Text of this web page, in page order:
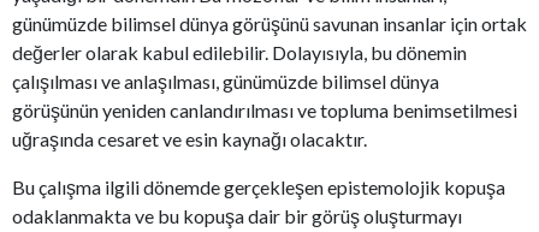
günümüzde bilimsel dünya görüşünü savunan insanlar için ortak
değerler olarak kabul edilebilir. Dolayısıyla, bu dönemin
çalışılması ve anlaşılması, günümüzde bilimsel dünya
görüşünün yeniden canlandırılması ve topluma benimsetilmesi
uğraşında cesaret ve esin kaynağı olacaktır.
Bu çalışma ilgili dönemde gerçekleşen epistemolojik kopuşa
odaklanmakta ve bu kopuşa dair bir görüş oluşturmayı